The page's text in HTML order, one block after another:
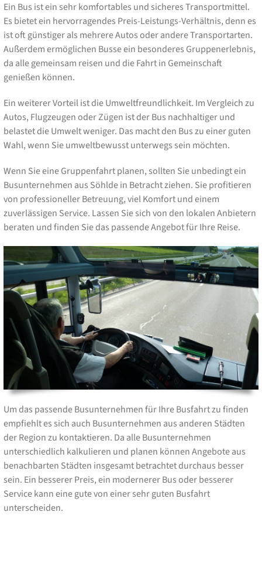
Ein Bus ist ein sehr komfortables und sicheres Transportmittel.
Es bietet ein hervorragendes Preis-Leistungs-Verhältnis, denn es
ist oft günstiger als mehrere Autos oder andere Transportarten.
Außerdem ermöglichen Busse ein besonderes Gruppenerlebnis,
da alle gemeinsam reisen und die Fahrt in Gemeinschaft
genießen können.
Ein weiterer Vorteil ist die Umweltfreundlichkeit. Im Vergleich zu
Autos, Flugzeugen oder Zügen ist der Bus nachhaltiger und
belastet die Umwelt weniger. Das macht den Bus zu einer guten
Wahl, wenn Sie umweltbewusst unterwegs sein möchten.
Wenn Sie eine Gruppenfahrt planen, sollten Sie unbedingt ein
Busunternehmen aus Söhlde in Betracht ziehen. Sie profitieren
von professioneller Betreuung, viel Komfort und einem
zuverlässigen Service. Lassen Sie sich von den lokalen Anbietern
beraten und finden Sie das passende Angebot für Ihre Reise.
Um das passende Busunternehmen für Ihre Busfahrt zu finden
empfiehlt es sich auch Busunternehmen aus anderen Städten
der Region zu kontaktieren. Da alle Busunternehmen
unterschiedlich kalkulieren und planen können Angebote aus
benachbarten Städten insgesamt betrachtet durchaus besser
sein. Ein besserer Preis, ein modernerer Bus oder besserer
Service kann eine gute von einer sehr guten Busfahrt
unterscheiden.